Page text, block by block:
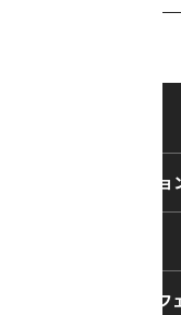
アーツコミッシ
アーティスト・フ